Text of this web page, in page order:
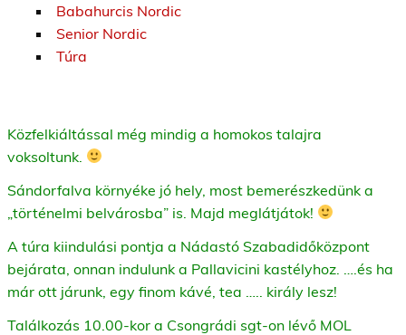
Babahurcis Nordic
Senior Nordic
Túra
Közfelkiáltással még mindig a homokos talajra
voksoltunk.
Sándorfalva környéke jó hely, most bemerészkedünk a
„történelmi belvárosba” is. Majd meglátjátok!
A túra kiindulási pontja a Nádastó Szabadidőközpont
bejárata, onnan indulunk a Pallavicini kastélyhoz. ….és ha
már ott járunk, egy finom kávé, tea ….. király lesz!
Találkozás 10.00-kor a Csongrádi sgt-on lévő MOL